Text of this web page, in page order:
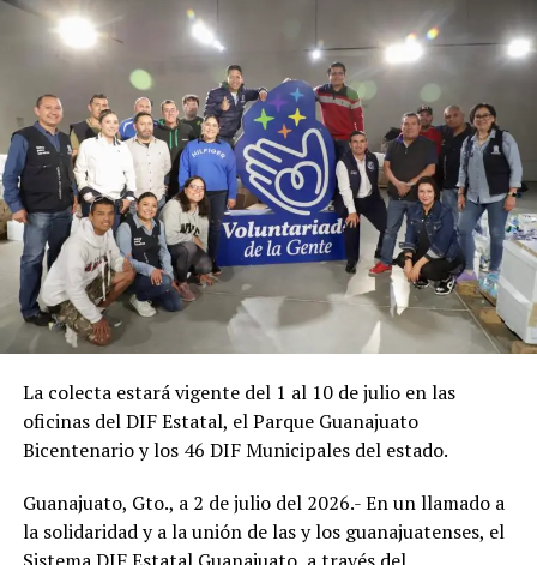
La colecta estará vigente del 1 al 10 de julio en las
oficinas del DIF Estatal, el Parque Guanajuato
Bicentenario y los 46 DIF Municipales del estado.
Guanajuato, Gto., a 2 de julio del 2026.- En un llamado a
la solidaridad y a la unión de las y los guanajuatenses, el
Sistema DIF Estatal Guanajuato, a través del